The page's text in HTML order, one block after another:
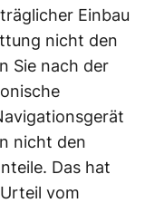
Einbau
nicht den
Sie nach der
nicht den
Das hat
vom